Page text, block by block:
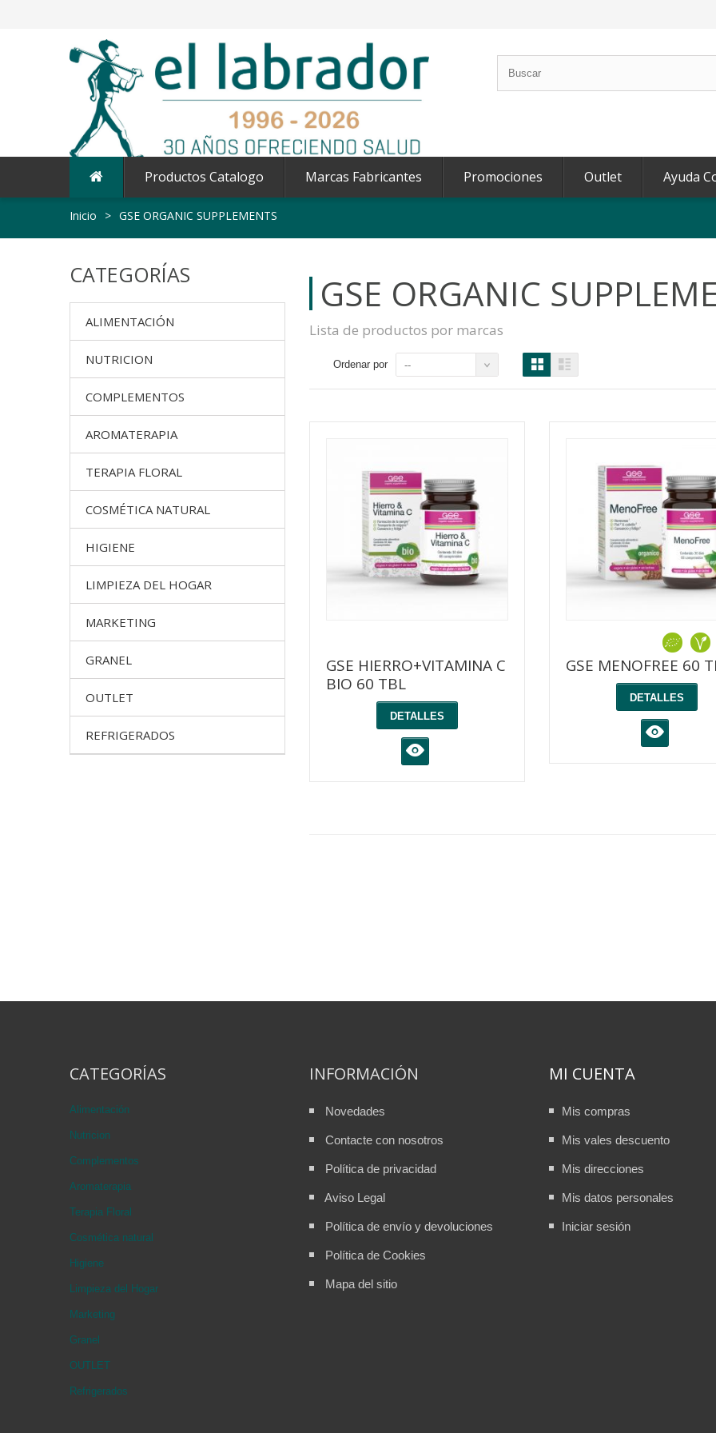
Productos Catalogo Marcas Fabricantes Promociones Outlet Ayuda
Inicio > GSE ORGANIC SUPPLEMENTS
GSE ORGANIC
Lista de productos por marcas
Ordenar por --
GSE HIERRO+VITAMINA C
BIO 60 TBL
DETALLES
K
GSE MENOFREE 60
DETALLES
K
CATEGORÍAS
ALIMENTACIÓN
NUTRICION
COMPLEMENTOS
AROMATERAPIA
TERAPIA FLORAL
COSMÉTICA NATURAL
HIGIENE
LIMPIEZA DEL HOGAR
MARKETING
GRANEL
OUTLET
REFRIGERADOS
CATEGORÍAS
Alimentación
Nutricion
Complementos
Aromaterapia
Terapia Floral
Cosmética natural
Higiene
Limpieza del Hogar
Marketing
Granel
OUTLET
Refrigerados
INFORMACIÓN
Novedades
Contacte con nosotros
Política de privacidad
Aviso Legal
Política de envío y devoluciones
Política de Cookies
Mapa del sitio
MI CUENTA
Mis compras
Mis vales descuento
Mis direcciones
Mis datos personales
Iniciar sesión